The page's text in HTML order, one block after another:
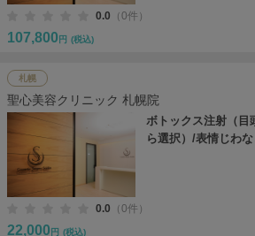
0.0 （0件）
107,800 円 (税込)
札幌
聖心美容クリニック 札幌院
ボトックス注射（目
ら選択）/表情じわ
0.0 （0件）
22,000 円 (税込)